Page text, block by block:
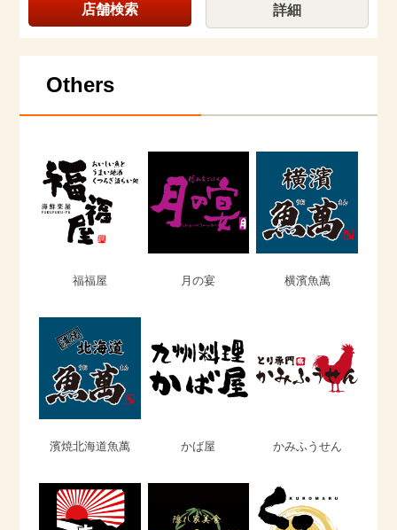
店舗検索 詳細
Others
福福屋 月の宴 横濱魚萬
濱焼北海道魚萬 かば屋 かみふうせん